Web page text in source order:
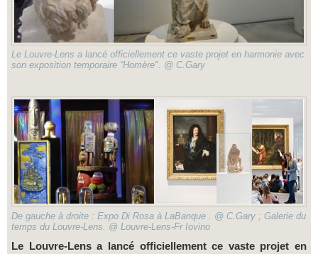
Le Louvre-Lens a lancé officiellement ce vaste projet en harmonie avec
son exposition temporaire “Homère". @ C.Gary
De gauche à droite : Expo Di Rosa à LaBanque . @ C.Gary ; Galerie du
temps du Louvre-Lens. @ Louvre-Lens-Fr Iovino
Le Louvre-Lens a lancé officiellement ce vaste projet en